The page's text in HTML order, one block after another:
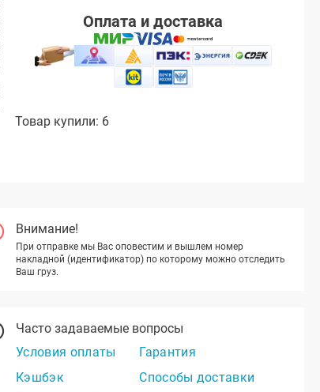
Оплата и доставка
Товар купили: 6
Внимание!
При отправке мы Вас оповестим и вышлем номер
накладной (идентификатор) по которому можно отследить
Ваш груз.
Часто задаваемые вопросы
Условия оплаты
Гарантия
Кэшбэк
Способы доставки